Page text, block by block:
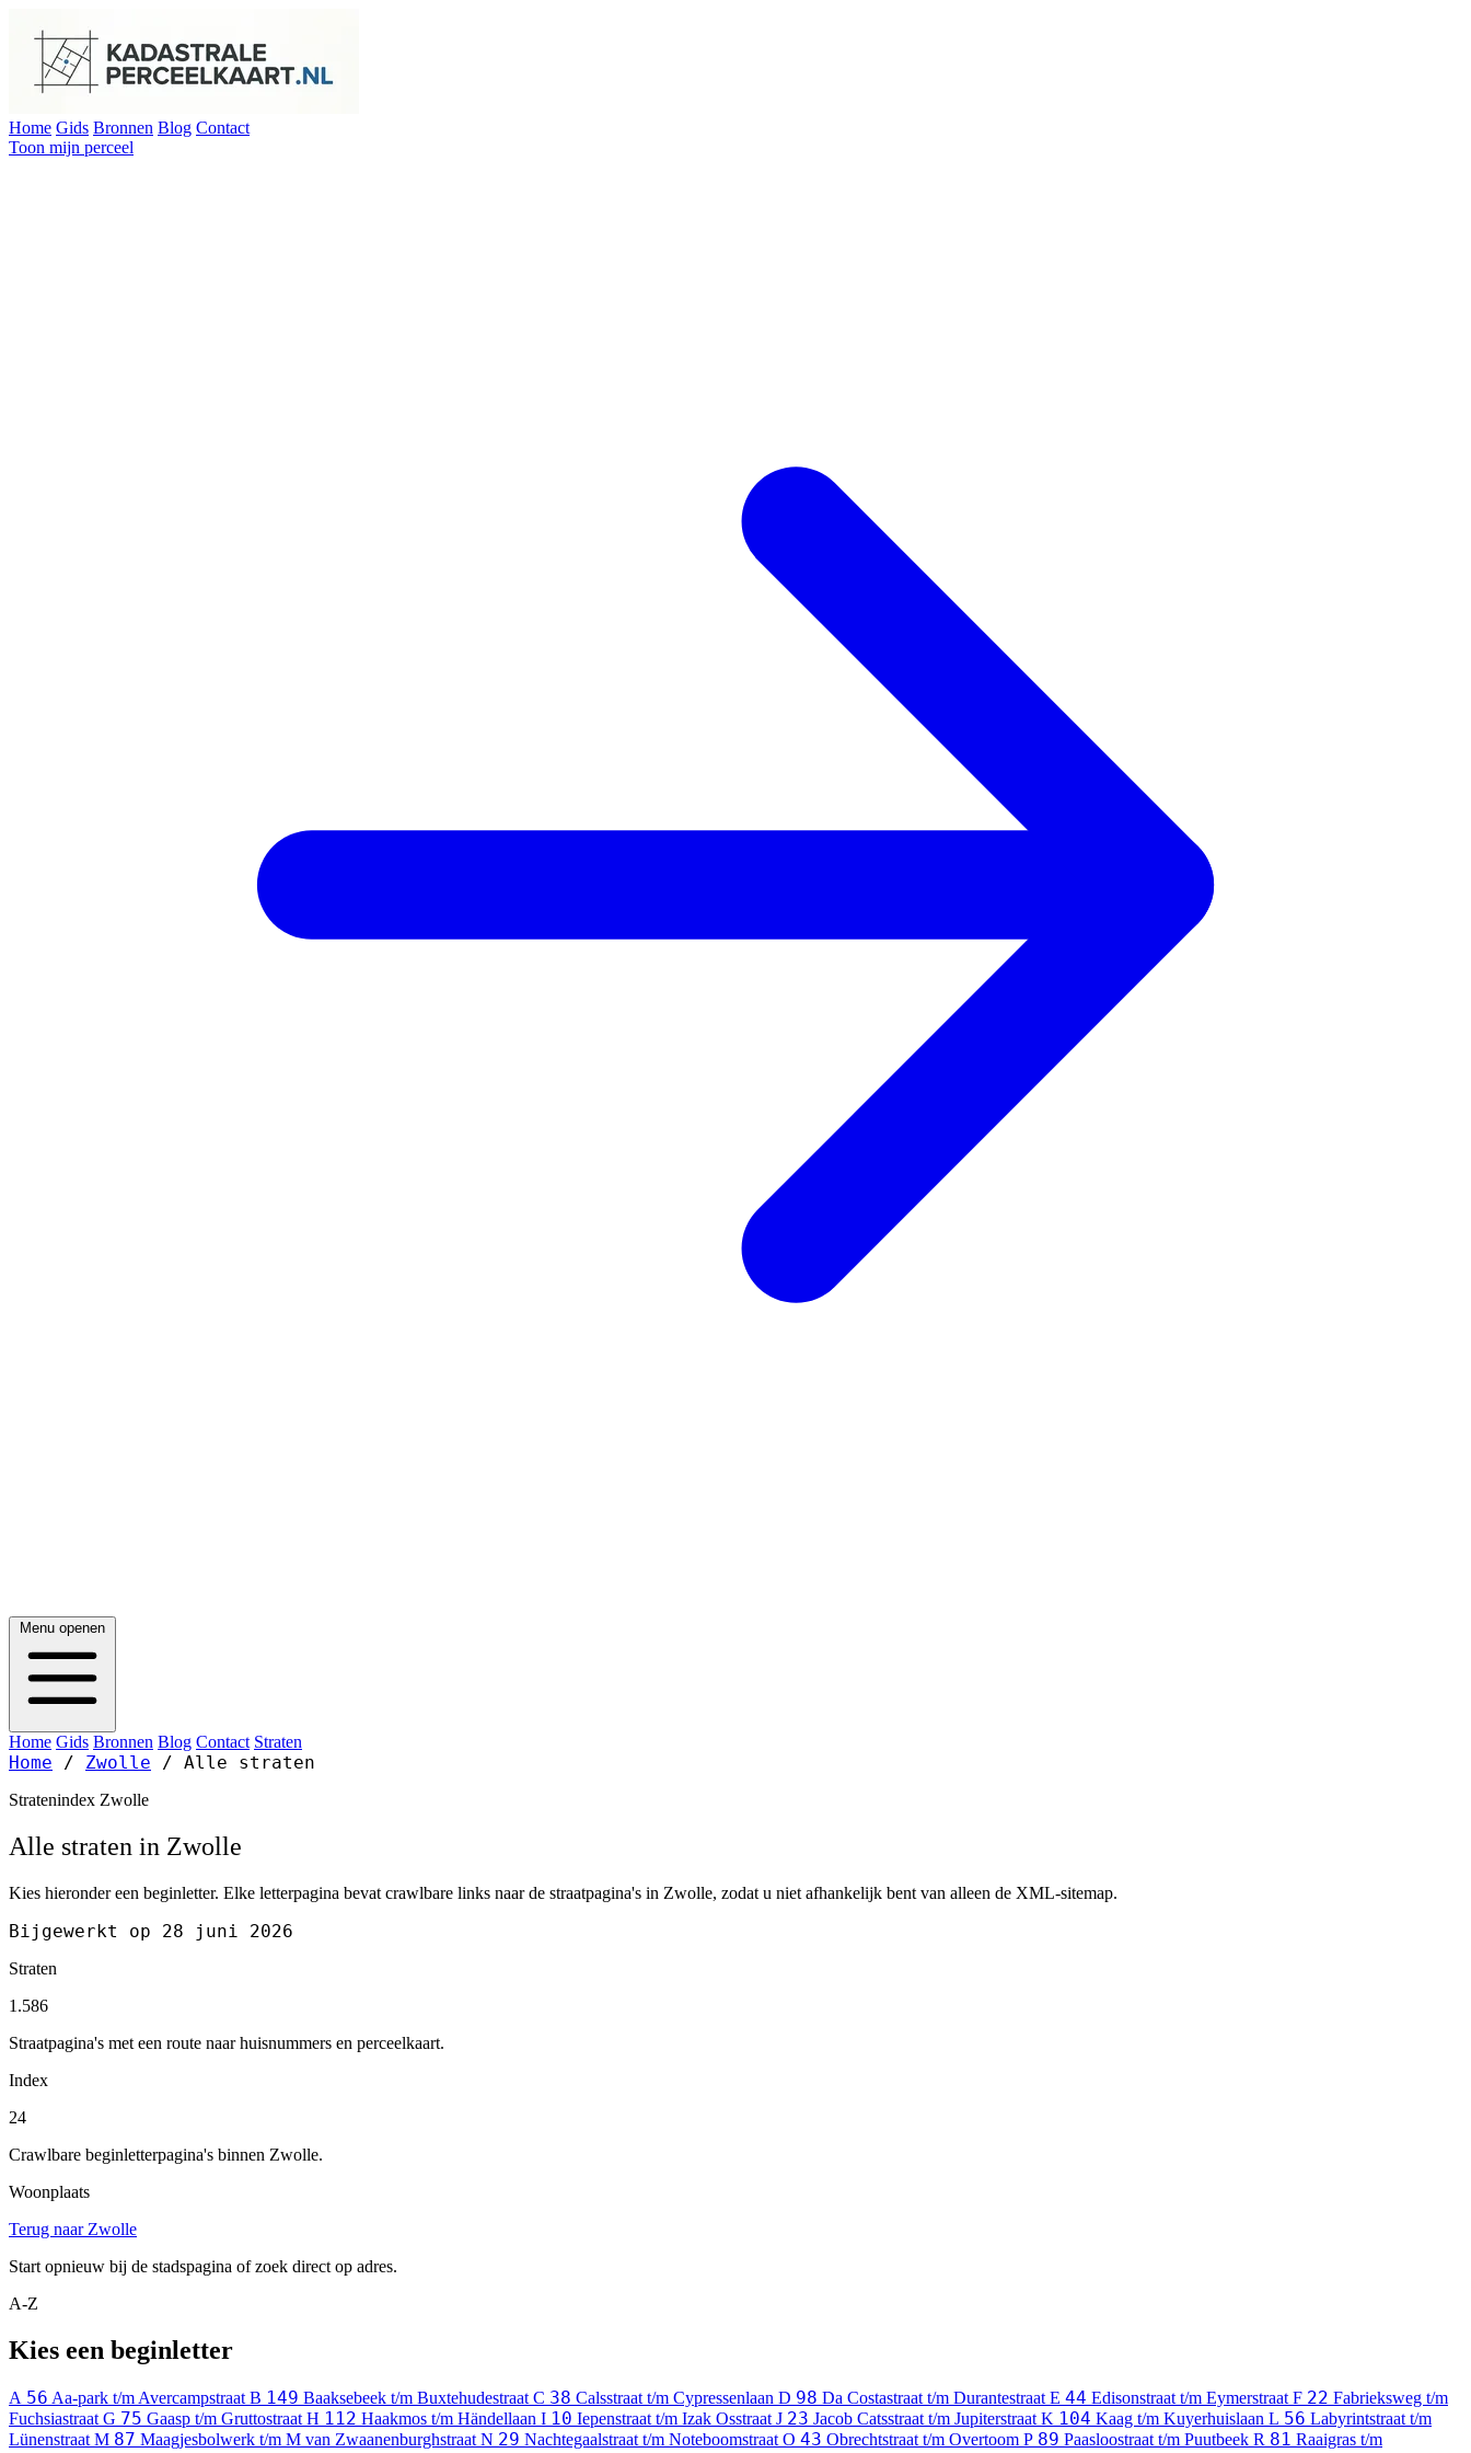
Home Gids Bronnen Blog Contact
Toon mijn perceel
Menu openen
Home Gids Bronnen Blog Contact Straten
Home / Zwolle / Alle straten
Stratenindex Zwolle
Alle straten in Zwolle
Kies hieronder een beginletter. Elke letterpagina bevat crawlbare links naar de straatpagina's in Zwolle, zodat u niet afhankelijk bent van alleen de XML-sitemap.
Bijgewerkt op 28 juni 2026
Straten
1.586
Straatpagina's met een route naar huisnummers en perceelkaart.
Index
24
Crawlbare beginletterpagina's binnen Zwolle.
Woonplaats
Terug naar Zwolle
Start opnieuw bij de stadspagina of zoek direct op adres.
A-Z
Kies een beginletter
A 56 Aa-park t/m Avercampstraat B 149 Baaksebeek t/m Buxtehudestraat C 38 Calsstraat t/m Cypressenlaan D 98 Da Costastraat t/m Durantestraat E 44 Edisonstraat t/m Eymerstraat F 22 Fabrieksweg t/m
Fuchsiastraat G 75 Gaasp t/m Gruttostraat H 112 Haakmos t/m Händellaan I 10 Iepenstraat t/m Izak Osstraat J 23 Jacob Catsstraat t/m Jupiterstraat K 104 Kaag t/m Kuyerhuislaan L 56 Labyrintstraat t/m
Lünenstraat M 87 Maagjesbolwerk t/m M van Zwaanenburghstraat N 29 Nachtegaalstraat t/m Noteboomstraat O 43 Obrechtstraat t/m Overtoom P 89 Paasloostraat t/m Puutbeek R 81 Raaigras t/m